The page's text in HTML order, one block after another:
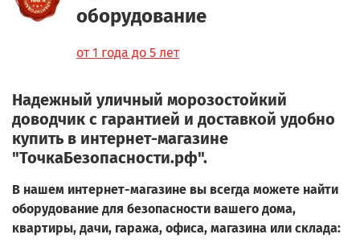
оборудование
от 1 года до 5 лет
Надежный уличный морозостойкий
доводчик с гарантией и доставкой удобно
купить в интернет-магазине
"ТочкаБезопасности.рф".
В нашем интернет-магазине вы всегда можете найти
оборудование для безопасности вашего дома,
квартиры, дачи, гаража, офиса, магазина или склада: